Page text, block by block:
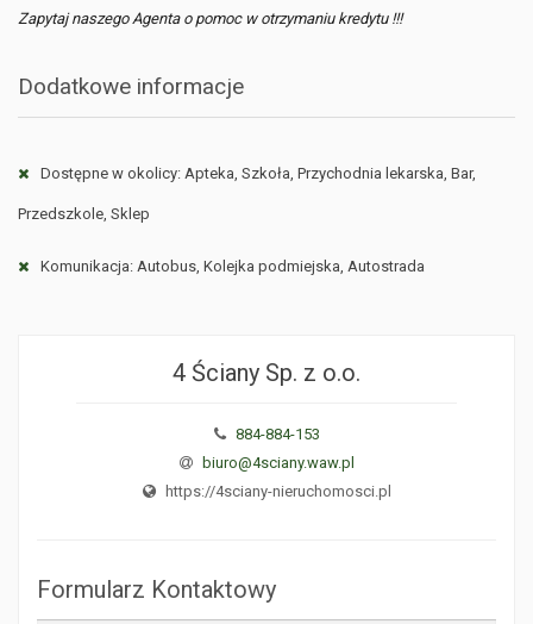
Zapytaj naszego Agenta o pomoc w otrzymaniu kredytu !!!
Dodatkowe informacje
Dostępne w okolicy: Apteka, Szkoła, Przychodnia lekarska, Bar,
Przedszkole, Sklep
Komunikacja: Autobus, Kolejka podmiejska, Autostrada
4 Ściany Sp. z o.o.
884-884-153
biuro@4sciany.waw.pl
https://4sciany-nieruchomosci.pl
Formularz Kontaktowy